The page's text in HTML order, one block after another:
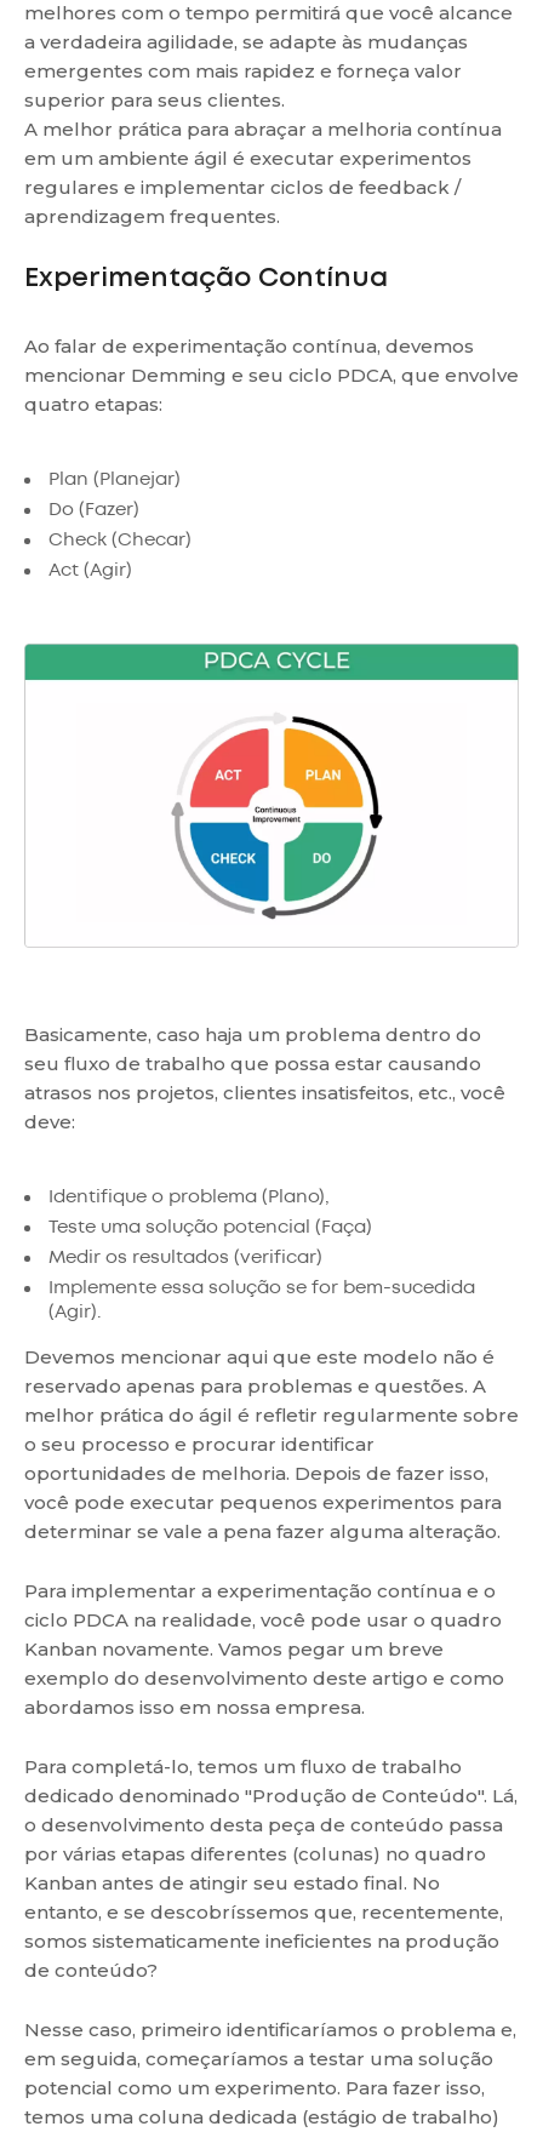
melhores com o tempo permitirá que você alcance
a verdadeira agilidade, se adapte às mudanças
emergentes com mais rapidez e forneça valor
superior para seus clientes.
A melhor prática para abraçar a melhoria contínua
em um ambiente ágil é executar experimentos
regulares e implementar ciclos de feedback /
aprendizagem frequentes.
Experimentação Contínua
Ao falar de experimentação contínua, devemos
mencionar Demming e seu ciclo PDCA, que envolve
quatro etapas:
Plan (Planejar)
Do (Fazer)
Check (Checar)
Act (Agir)
Basicamente, caso haja um problema dentro do
seu fluxo de trabalho que possa estar causando
atrasos nos projetos, clientes insatisfeitos, etc., você
deve:
Identifique o problema (Plano),
Teste uma solução potencial (Faça)
Medir os resultados (verificar)
Implemente essa solução se for bem-sucedida
(Agir).
Devemos mencionar aqui que este modelo não é
reservado apenas para problemas e questões. A
melhor prática do ágil é refletir regularmente sobre
o seu processo e procurar identificar
oportunidades de melhoria. Depois de fazer isso,
você pode executar pequenos experimentos para
determinar se vale a pena fazer alguma alteração.
Para implementar a experimentação contínua e o
ciclo PDCA na realidade, você pode usar o quadro
Kanban novamente. Vamos pegar um breve
exemplo do desenvolvimento deste artigo e como
abordamos isso em nossa empresa.
Para completá-lo, temos um fluxo de trabalho
dedicado denominado "Produção de Conteúdo". Lá,
o desenvolvimento desta peça de conteúdo passa
por várias etapas diferentes (colunas) no quadro
Kanban antes de atingir seu estado final. No
entanto, e se descobríssemos que, recentemente,
somos sistematicamente ineficientes na produção
de conteúdo?
Nesse caso, primeiro identificaríamos o problema e,
em seguida, começaríamos a testar uma solução
potencial como um experimento. Para fazer isso,
temos uma coluna dedicada (estágio de trabalho)